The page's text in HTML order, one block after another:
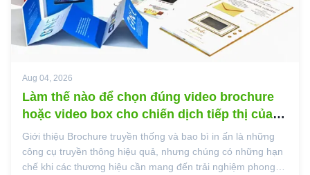
Aug 04, 2026
Làm thế nào để chọn đúng video brochure
hoặc video box cho chiến dịch tiếp thị của
bạn
Giới thiệu Brochure truyền thống và bao bì in ấn là những
công cụ truyền thông hiệu quả, nhưng chúng có những hạn
chế khi các thương hiệu cần mang đến trải nghiệm phong